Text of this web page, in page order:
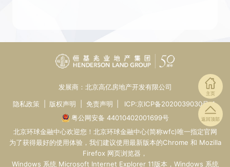
发展商：北京高亿房地产开发有限公司
隐私政策 版权声明 免责声明
ICP:京ICP备2020039030号-1
粤公网安备 44010402001699号
北京环球金融中心欢迎您！ 北京环球金融中心(简称wfc)唯一指定官网
为了获得最好的使用体验，我们建议使用最新版本的Chrome 和 Mozilla
Firefox 网页浏览器，
Windows 系统 Microsoft Internet Explorer 11版本，Windows 系统
主页
返回顶部